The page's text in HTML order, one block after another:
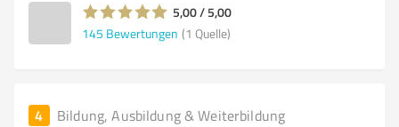
5,00 / 5,00
145 Bewertungen (1 Quelle)
4 Bildung, Ausbildung & Weiterbildung